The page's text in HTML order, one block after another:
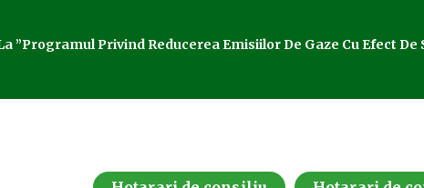
”Programul Privind Reducerea Emisiilor De Gaze Cu Efect